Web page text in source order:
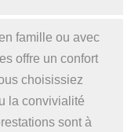
famille ou avec
offre un confort
choisissiez
la convivialité
sont à